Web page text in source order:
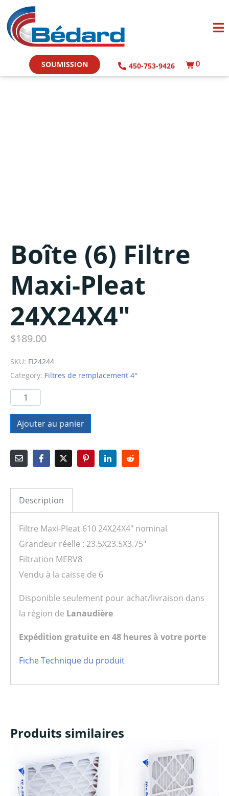
SOUMISSION 450-753-9426 0
Boîte (6) Filtre
Maxi-Pleat
24X24X4″
$189.00
SKU: FI24244
Category: Filtres de remplacement 4"
Ajouter au panier
Description
Filtre Maxi-Pleat 610 24X24X4″ nominal
Grandeur réelle : 23.5X23.5X3.75″
Filtration MERV8
Vendu à la caisse de 6
Disponible seulement pour achat/livraison dans
la région de Lanaudière
Expédition gratuite en 48 heures à votre porte
Fiche Technique du produit
Produits similaires